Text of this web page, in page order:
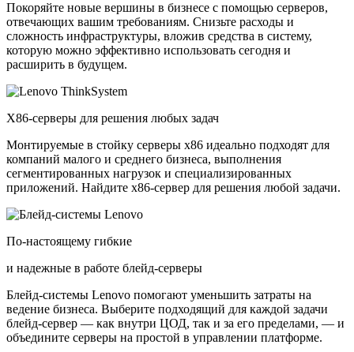
Покоряйте новые вершины в бизнесе с помощью серверов,
отвечающих вашим требованиям. Снизьте расходы и
сложность инфраструктуры, вложив средства в систему,
которую можно эффективно использовать сегодня и
расширить в будущем.
X86-серверы для решения любых задач
Монтируемые в стойку серверы x86 идеально подходят для
компаний малого и среднего бизнеса, выполнения
сегментированных нагрузок и специализированных
приложений. Найдите x86-сервер для решения любой задачи.
По-настоящему гибкие
и надежные в работе блейд-серверы
Блейд-системы Lenovo помогают уменьшить затраты на
ведение бизнеса. Выберите подходящий для каждой задачи
блейд-сервер — как внутри ЦОД, так и за его пределами, — и
объедините серверы на простой в управлении платформе.